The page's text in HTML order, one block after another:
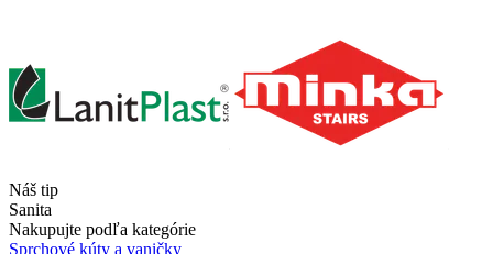
Náš tip
Sanita
Nakupujte podľa kategórie
Sprchové kúty a vaničky